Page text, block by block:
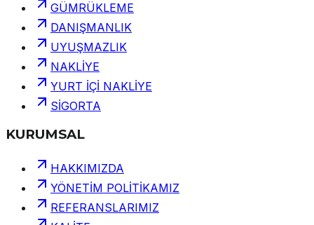
GÜMRÜKLEME
DANIŞMANLIK
UYUŞMAZLIK
NAKLİYE
YURT İÇİ NAKLİYE
SİGORTA
KURUMSAL
HAKKIMIZDA
YÖNETİM POLİTİKAMIZ
REFERANSLARIMIZ